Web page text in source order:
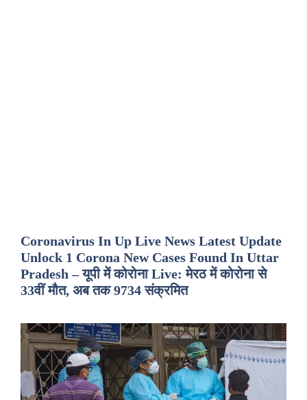
Coronavirus In Up Live News Latest Update
Unlock 1 Corona New Cases Found In Uttar
Pradesh – यूपी में कोरोना Live: मेरठ में कोरोना से
33वीं मौत, अब तक 9734 संक्रमित